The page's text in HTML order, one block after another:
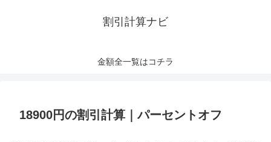
割引計算ナビ
金額全一覧はコチラ
18900円の割引計算｜パーセントオフ